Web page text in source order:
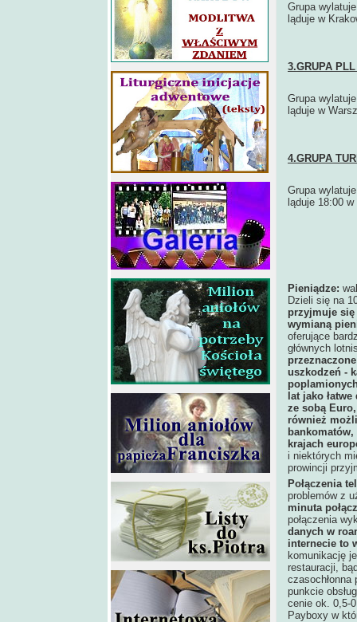
Grupa
ląduje w
3.GRUPA
Grupa
ląduje w
4.GRUPA
Grupa
ląduje 18:00
Pieniądze:
Dzieli się na
przyjmuje się
wymianą
oferujące
głównych
uszkodzeń -
lat jako
ze sobą
również
krajach
i niektórych
prowincji
Połączenia
problemów z
minuta
połączenia
danych w
internecie to
komunikację
restauracji,
czasochłonna
punkcie
cenie ok. 0,5-
Payboxy w